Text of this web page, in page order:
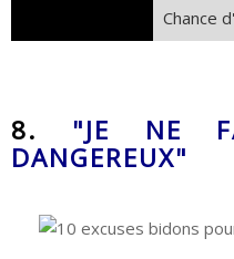
Chance
8. "JE NE
DANGEREUX"